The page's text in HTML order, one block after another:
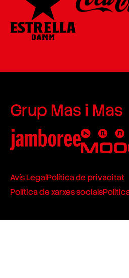
Grup Mas i Mas
Avís LegalPolítica de privacitat
Política de xarxes socials